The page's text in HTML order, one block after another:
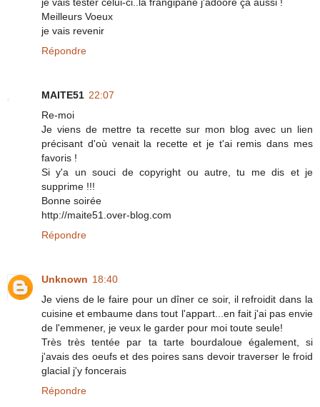
Meilleurs Voeux
je vais revenir
Répondre
MAITE51 22:07
Re-moi
Je viens de mettre ta recette sur mon blog avec un lien
précisant d'où venait la recette et je t'ai remis dans mes
favoris !
Si y'a un souci de copyright ou autre, tu me dis et je
supprime !!!
Bonne soirée
http://maite51.over-blog.com
Répondre
Unknown 18:40
Je viens de le faire pour un dîner ce soir, il refroidit dans la
cuisine et embaume dans tout l'appart...en fait j'ai pas envie
de l'emmener, je veux le garder pour moi toute seule!
Très très tentée par ta tarte bourdaloue également, si
j'avais des oeufs et des poires sans devoir traverser le froid
glacial j'y foncerais
Répondre